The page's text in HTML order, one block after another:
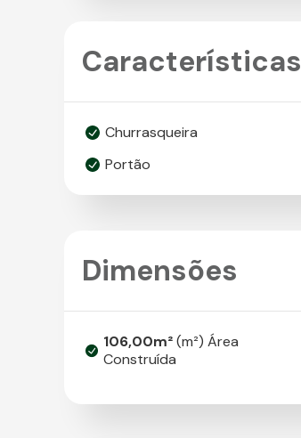
Características
Churrasqueira
Portão
Dimensões
106,00m²(m²) Área
Construída